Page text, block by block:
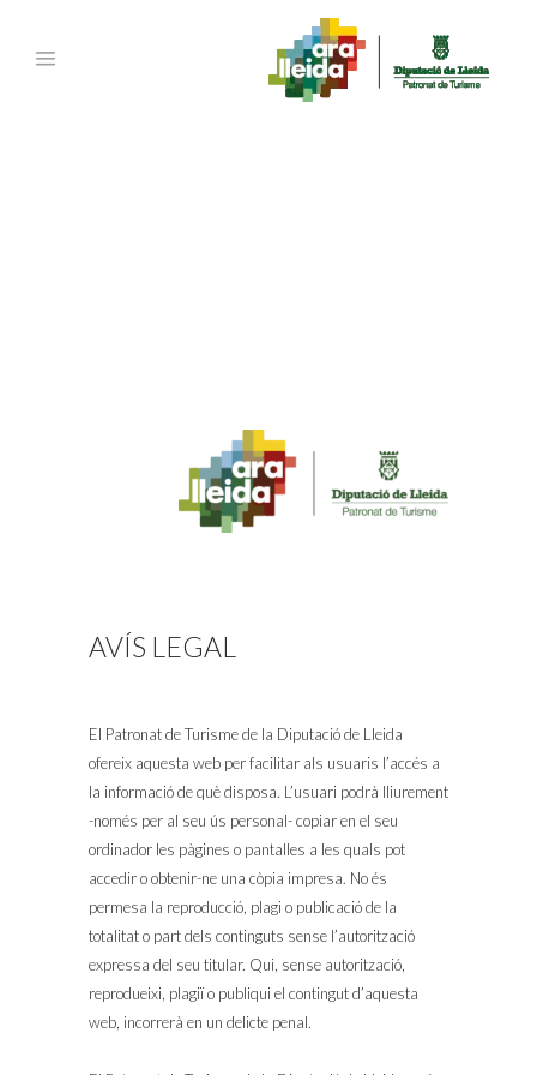
AVÍS LEGAL
El Patronat de Turisme de la Diputació de Lleida
ofereix aquesta web per facilitar als usuaris l’accés a
la informació de què disposa. L’usuari podrà lliurement
-només per al seu ús personal- copiar en el seu
ordinador les pàgines o pantalles a les quals pot
accedir o obtenir-ne una còpia impresa. No és
permesa la reproducció, plagi o publicació de la
totalitat o part dels continguts sense l’autorització
expressa del seu titular. Qui, sense autorització,
reprodueixi, plagiï o publiqui el contingut d’aquesta
web, incorrerà en un delicte penal.